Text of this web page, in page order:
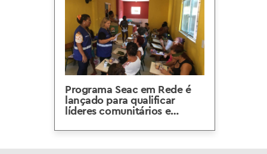
Programa Seac em Rede é
lançado para qualificar
líderes comunitários e